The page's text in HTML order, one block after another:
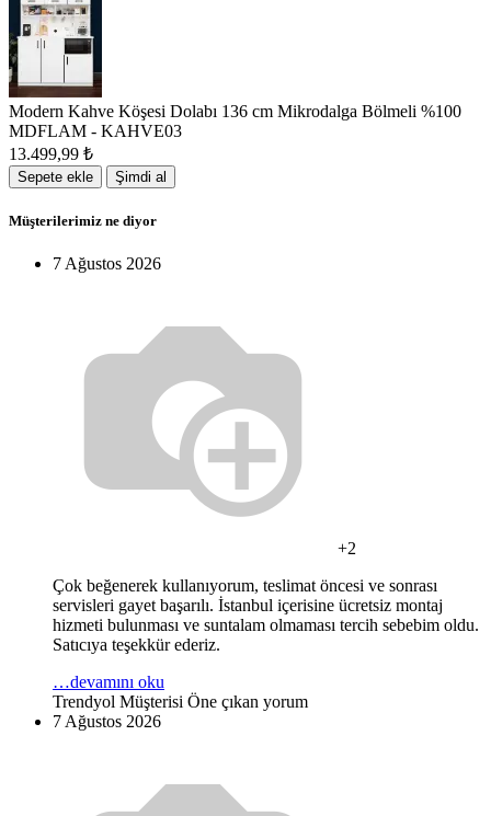
Modern Kahve Köşesi Dolabı 136 cm Mikrodalga Bölmeli %100
MDFLAM - KAHVE03
13.499,99 ₺
Sepete ekle Şimdi al
Müşterilerimiz ne diyor
7 Ağustos 2026
+2
Çok beğenerek kullanıyorum, teslimat öncesi ve sonrası
servisleri gayet başarılı. İstanbul içerisine ücretsiz montaj
hizmeti bulunması ve suntalam olmaması tercih sebebim oldu.
Satıcıya teşekkür ederiz.
…devamını oku
Trendyol Müşterisi Öne çıkan yorum
7 Ağustos 2026